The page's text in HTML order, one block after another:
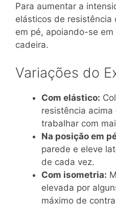
Para aumentar a
elásticos de resistência
em pé, apoiando-se
cadeira.
Variações do
Com elástico:
resistência
trabalhar com
Na posição em
parede e eleve
de cada vez.
Com isometria:
elevada por
máximo de